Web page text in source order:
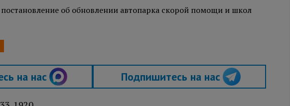
об обновлении автопарка скорой помощи и школ
на нас Подпишитесь на нас